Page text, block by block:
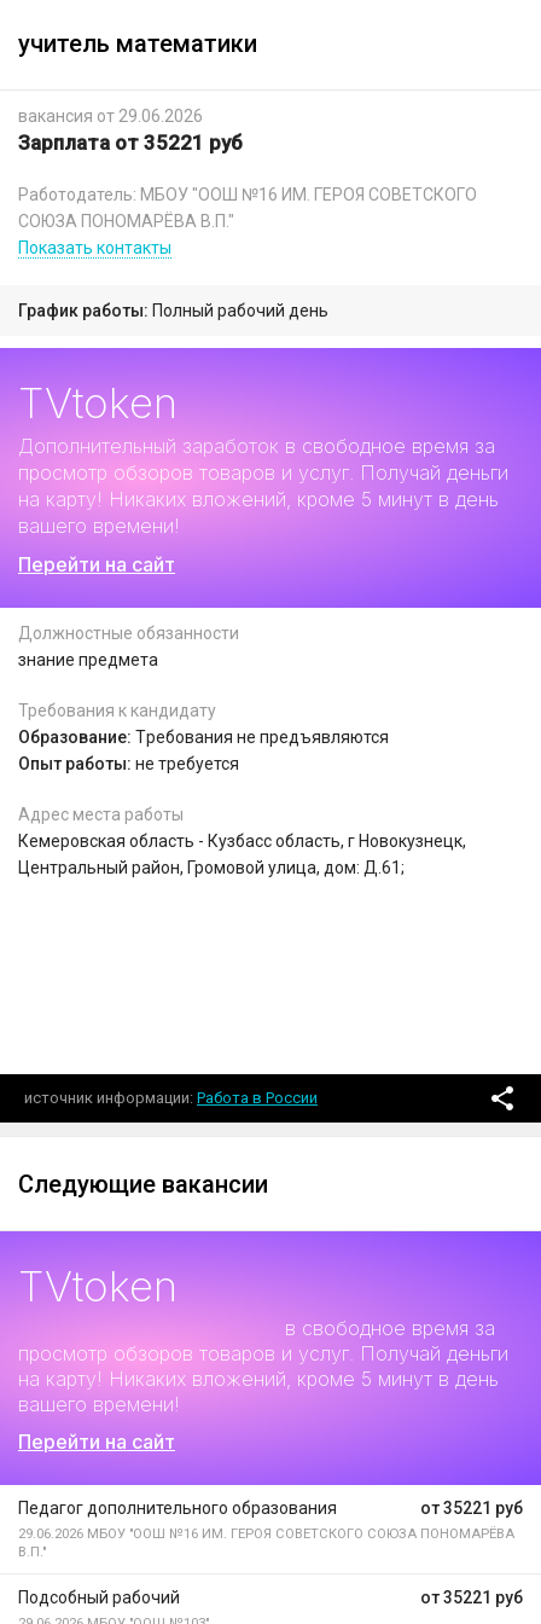
учитель математики
вакансия от 29.06.2026
Зарплата от 35221 руб
Работодатель: МБОУ "ООШ №16 ИМ. ГЕРОЯ СОВЕТСКОГО
СОЮЗА ПОНОМАРЁВА В.П."
Показать контакты
График работы: Полный рабочий день
TVtoken
Дополнительный заработок в свободное время за
просмотр обзоров товаров и услуг. Получай деньги
на карту! Никаких вложений, кроме 5 минут в день
вашего времени!
Перейти на сайт
Должностные обязанности
знание предмета
Требования к кандидату
Образование: Tребования не предъявляются
Опыт работы: не требуется
Адрес места работы
Кемеровская область - Кузбасс область, г Новокузнецк,
Центральный район, Громовой улица, дом: Д.61;
источник информации Работа в России
Следующие вакансии
TVtoken
в свободное время за
просмотр обзоров товаров и услуг. Получай деньги
на карту! Никаких вложений, кроме 5 минут в день
вашего времени!
Перейти на сайт
от 35221 руб
Педагог дополнительного образования
29.06.2026 МБОУ "ООШ №16 ИМ. ГЕРОЯ СОВЕТСКОГО СОЮЗА ПОНОМАРЁВА
В.П."
от 35221 руб
Подсобный рабочий